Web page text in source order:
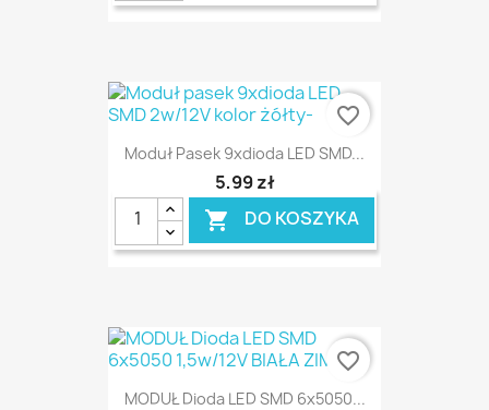
Moduł Pasek 9xdioda LED SMD...
5,99 zł
 DO KOSZYKA
favorite_border
MODUŁ Dioda LED SMD 6x5050...
favorite_border